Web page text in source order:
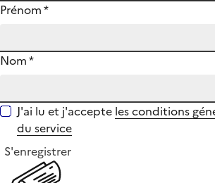
Prénom*
Nom*
J'ai lu et j'accepte les conditions
du service
S'enregistrer